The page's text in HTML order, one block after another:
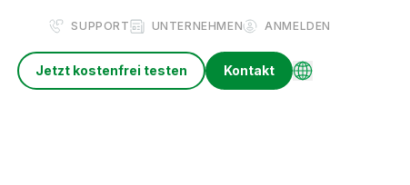
SUPPORT UNTERNEHMEN ANMELDEN
Jetzt kostenfrei testen Kontakt